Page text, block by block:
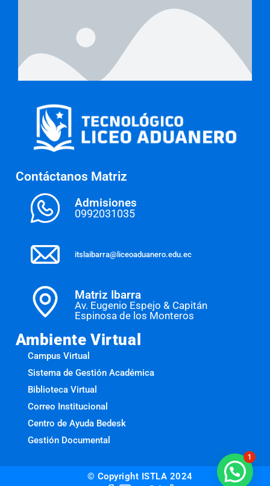
Contáctanos Matriz
Admisiones
0992031035
itslaibarra@liceoaduanero.edu.ec
Matriz Ibarra
Av. Eugenio Espejo & Capitán
Espinosa de los Monteros
Ambiente Virtual
Campus Virtual
Sistema de Gestión Académica
Biblioteca Virtual
Correo Institucional
Centro de Ayuda Bedesk
Gestión Documental
© Copyright ISTLA 2024
1